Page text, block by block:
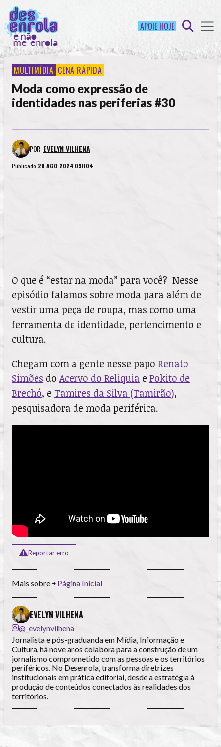
APOIE HOJE
MULTIMÍDIA CENA RÁPIDA
Moda como expressão de
identidades nas periferias #30
POR EVELYN VILHENA
Publicado 28 AGO 2024 09H04
O que é “estar na moda” para você? Nesse
episódio falamos sobre moda para além de
vestir uma peça de roupa, mas como uma
ferramenta de identidade, pertencimento e
cultura.
Chegam com a gente nesse papo Renato
Simões do Acervo do Reliquia e Pokito de
Brechó, e Tamires da Silva (Tamirão),
pesquisadora de moda periférica.
Reportar erro
Mais sobre ￫ Página Inicial
EVELYN VILHENA
@_evelynvilhena
Jornalista e pós-graduanda em Mídia, Informação e
Cultura, há nove anos colabora para a construção de um
jornalismo comprometido com as pessoas e os territórios
periféricos. No Desenrola, transforma diretrizes
institucionais em prática editorial, desde a estratégia à
produção de conteúdos conectados às realidades dos
territórios.